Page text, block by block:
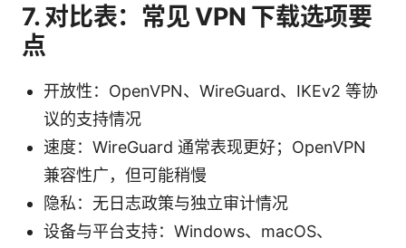
7. 对比表：常见 VPN 下载选项要
点
开放性：OpenVPN、WireGuard、IKEv2 等协
议的支持情况
速度：WireGuard 通常表现更好；OpenVPN
兼容性广，但可能稍慢
隐私：无日志政策与独立审计情况
设备与平台支持：Windows、macOS、